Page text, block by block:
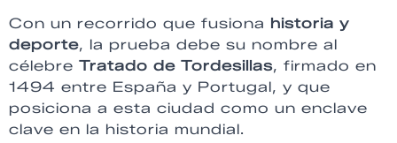
Con un recorrido que fusiona historia y
deporte, la prueba debe su nombre al
célebre Tratado de Tordesillas, firmado en
1494 entre España y Portugal, y que
posiciona a esta ciudad como un enclave
clave en la historia mundial.